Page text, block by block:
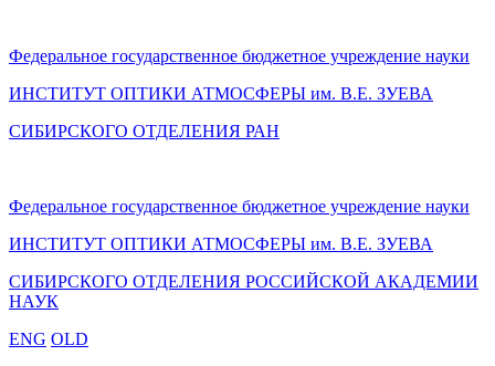
Федеральное государственное бюджетное учреждение науки
ИНСТИТУТ ОПТИКИ АТМОСФЕРЫ им. В.Е. ЗУЕВА
СИБИРСКОГО ОТДЕЛЕНИЯ РАН
Федеральное государственное бюджетное учреждение науки
ИНСТИТУТ ОПТИКИ АТМОСФЕРЫ им. В.Е. ЗУЕВА
СИБИРСКОГО ОТДЕЛЕНИЯ РОССИЙСКОЙ АКАДЕМИИ
НАУК
ENG OLD